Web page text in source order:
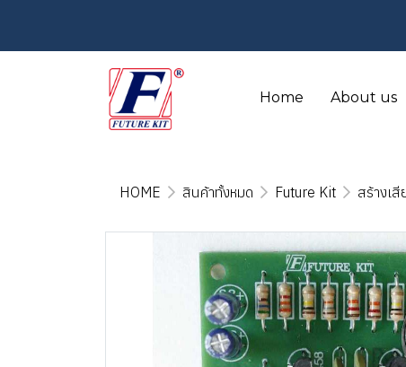
Home About us
HOME สินค้าทั้งหมด Future Kit สร้างเ